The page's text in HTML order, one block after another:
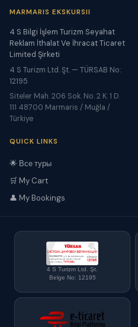
MARMARIS EKSKURSII
4 S Bilgi İşlem Turizm Seyahat
Reklam İthalat Ve İhracat Ticaret
Limited Şirketi
4 S Turizm Ltd. Şt. — TÜRSAB No:
12195
Siteler Mah. 206 Sok. No. 2 K. 1 D.
111 48700 Marmaris / Muğla /
Türkiye
QUICK LINKS
🌟 Все туры
🛒 My Cart
👤 My Bookings
4 S Turizm Ltd. Şt.
Belge No: 12195